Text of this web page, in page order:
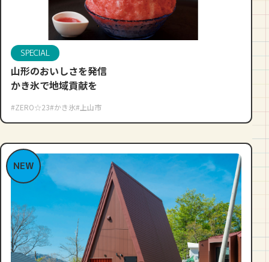
SPECIAL
山形のおいしさを発信
かき氷で地域貢献を
#ZERO☆23#かき氷#上山市
NEW